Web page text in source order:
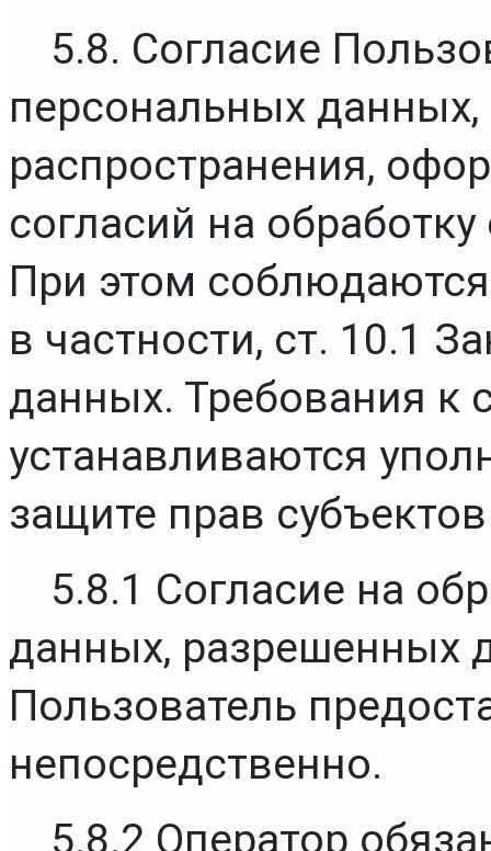
5.8. Согласие
персональных
распространения,
согласий на
При этом
в частности, ст. 10.1
данных. Требования к
устанавливаются
защите прав
5.8.1 Согласие на
данных, разрешенных
Пользователь
непосредственно.
5.8.2 Оператор